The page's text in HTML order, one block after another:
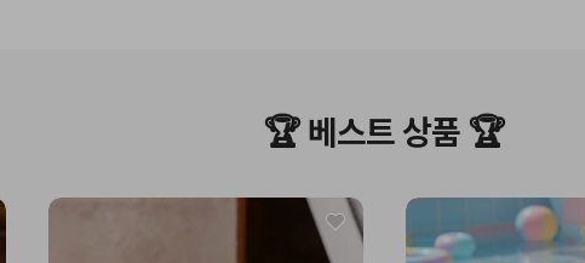
🏆 베스트 상품 🏆